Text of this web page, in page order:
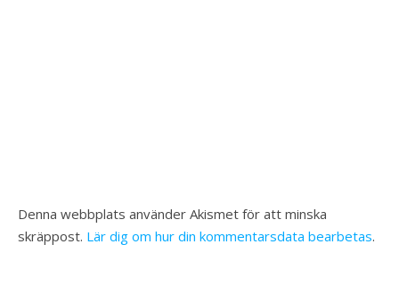
Denna webbplats använder Akismet för att minska
skräppost. Lär dig om hur din kommentarsdata bearbetas.